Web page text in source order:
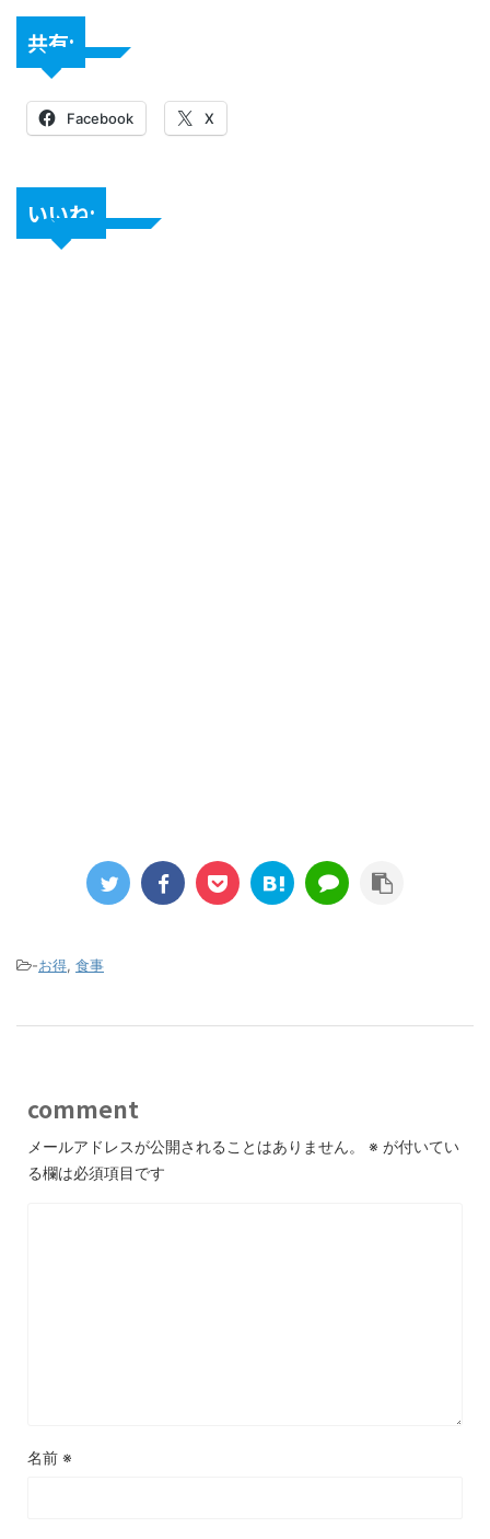
共有:
Facebook X
いいね:
-お得, 食事
comment
メールアドレスが公開されることはありません。 ※ が付いてい
る欄は必須項目です
名前 ※